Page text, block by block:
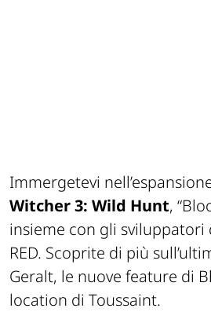
Immergetevi
Witcher 3: Wild Hunt,
insieme con gli sviluppatori
RED. Scoprite di più
Geralt, le nuove feature di
location di Toussaint.